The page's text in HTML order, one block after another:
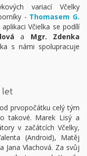
variací Včelky
- Thomasem G.
Včielka se podílí
a Mgr. Zdenka
s námi spolupracuje
let
prvopočátku celý tým
takové. Marek Lisý a
v začátcích Včelky,
(Android), Matěj
Jana Vlachová. Za svůj